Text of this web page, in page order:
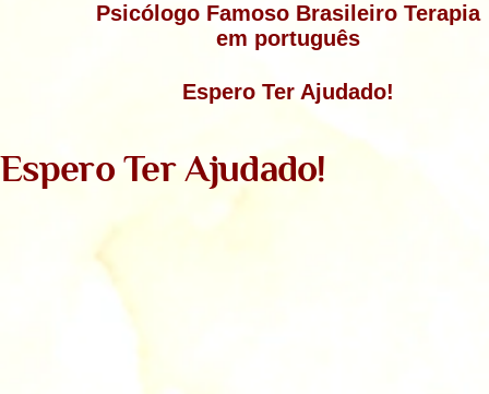
Psicólogo Famoso Brasileiro Terapia
em português
Espero Ter Ajudado!
Espero Ter Ajudado!